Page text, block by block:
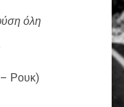
όλη
– Ρουκ)